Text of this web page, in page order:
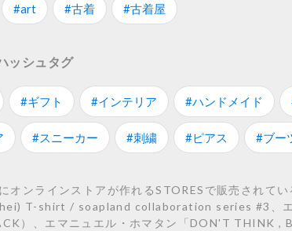
#art #古着 #古着屋
ッシュタグ
#ギフト #インテリア #ハンドメイド
#スニーカー #刺繍 #ピアス #ブー
オンラインストアが作れるSTORESで販売され
T-shirt / soapland collaboration series #3、
）、エマニュエル・ホマタン「DON'T THINK